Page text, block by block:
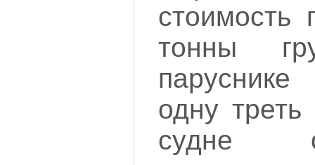
стоимость
тонны
одну
судне